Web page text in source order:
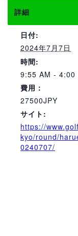
詳細
日付:
2024年7月7日
時間:
9:55 AM - 4:00
費用：
27500JPY
サイト:
https://
kyo/round/
0240707/